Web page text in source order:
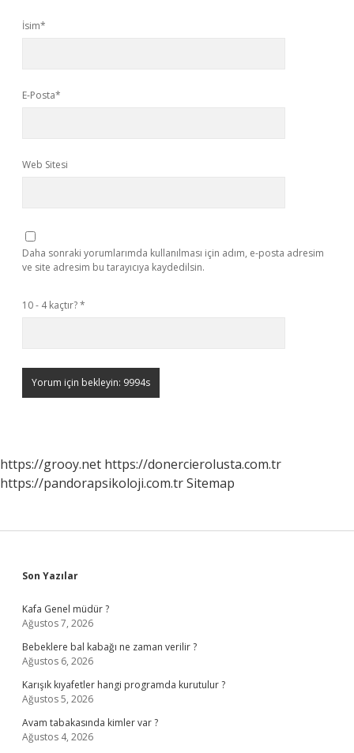
İsim*
E-Posta*
Web Sitesi
Daha sonraki yorumlarımda kullanılması için adım, e-posta adresim
ve site adresim bu tarayıcıya kaydedilsin.
10 - 4 kaçtır?*
https://grooy.net https://donercierolusta.com.tr
https://pandorapsikoloji.com.trSitemap
Sidebar
Son Yazılar
Kafa Genel müdür ?
Ağustos 7, 2026
Bebeklere bal kabağı ne zaman verilir ?
Ağustos 6, 2026
Karışık kıyafetler hangi programda kurutulur ?
Ağustos 5, 2026
Avam tabakasında kimler var ?
Ağustos 4, 2026